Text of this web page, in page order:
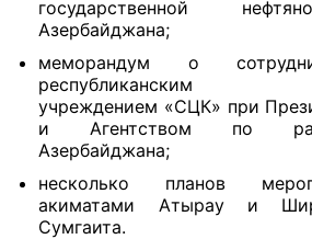
государственной
Азербайджана;
меморандум о
республиканским
учреждением «СЦК» при
и Агентством по
Азербайджана;
несколько планов
акиматами Атырау и
Сумгаита.